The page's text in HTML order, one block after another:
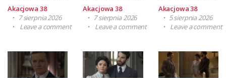
Akacjowa 38
7 sierpnia 2026
Leave a comment
Akacjowa 38
7 sierpnia 2026
Leave a comment
Akacjowa 38
5 sierpnia 2026
Leave a comment